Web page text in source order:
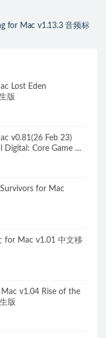
for Mac v1.13.3 音频标
Lost Eden
版
v0.81(26 Feb 23)
Digital: Core Game 中
for Mac
for Mac v1.01 中文移
v1.04 Rise of the
版